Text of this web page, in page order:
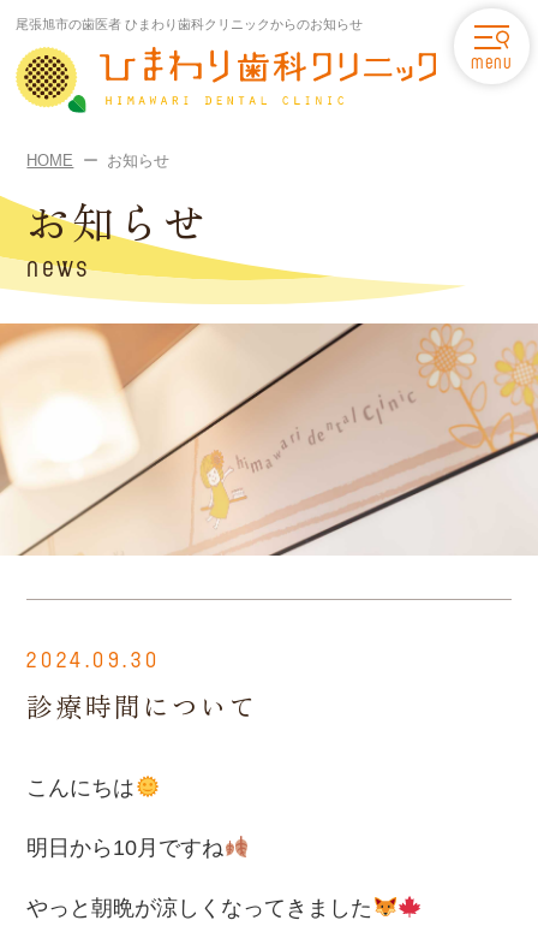
尾張旭市の歯医者 ひまわり歯科クリニックからのお知らせ
menu
HOME お知らせ
お知らせ
news
2024.09.30
診療時間について
こんにちは
明日から10月ですね
やっと朝晩が涼しくなってきました